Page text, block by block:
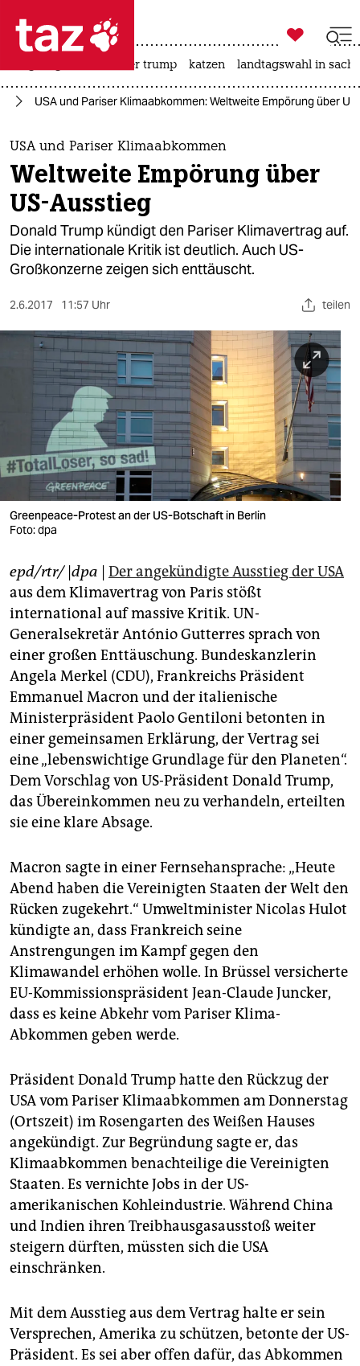
 taz zahl ich
taz zahl ich
themen
politik
öko
gesellschaft
sport
berlin
wahrheit
verlag
verlag
veranstaltungen
shop
fragen & hilfe
unterstützen
abo
genossenschaft
epaper login

taz zahl ich
usa unter trump katzen landtagswahl in
USA und Pariser Klimaabkommen: Weltweite Empörung über
USA und Pariser Klimaabkommen
Weltweite Empörung über
US-Ausstieg
Donald Trump kündigt den Pariser Klimavertrag auf.
Die internationale Kritik ist deutlich. Auch US-
Großkonzerne zeigen sich enttäuscht.
2.6.2017 11:57 Uhr teilen
Greenpeace-Protest an der US-Botschaft in Berlin
Foto: dpa
epd/rtr/| dpa
Der angekündigte Ausstieg der USA
aus dem Klimavertrag von Paris stößt
international auf massive Kritik. UN-
Generalsekretär António Gutterres sprach von
einer großen Enttäuschung. Bundeskanzlerin
Angela Merkel (CDU), Frankreichs Präsident
Emmanuel Macron und der italienische
Ministerpräsident Paolo Gentiloni betonten in
einer gemeinsamen Erklärung, der Vertrag sei
eine „lebenswichtige Grundlage für den Planeten“.
Dem Vorschlag von US-Präsident Donald Trump,
das Übereinkommen neu zu verhandeln, erteilten
sie eine klare Absage.
Macron sagte in einer Fernsehansprache: „Heute
Abend haben die Vereinigten Staaten der Welt den
Rücken zugekehrt.“ Umweltminister Nicolas Hulot
kündigte an, dass Frankreich seine
Anstrengungen im Kampf gegen den
Klimawandel erhöhen wolle. In Brüssel versicherte
EU-Kommissionspräsident Jean-Claude Juncker,
dass es keine Abkehr vom Pariser Klima-
Abkommen geben werde.
Präsident Donald Trump hatte den Rückzug der
USA vom Pariser Klimaabkommen am Donnerstag
(Ortszeit) im Rosengarten des Weißen Hauses
angekündigt. Zur Begründung sagte er, das
Klimaabkommen benachteilige die Vereinigten
Staaten. Es vernichte Jobs in der US-
amerikanischen Kohleindustrie. Während China
und Indien ihren Treibhausgasausstoß weiter
steigern dürften, müssten sich die USA
einschränken.
Mit dem Ausstieg aus dem Vertrag halte er sein
Versprechen, Amerika zu schützen, betonte der US-
Präsident. Es sei aber offen dafür, das Abkommen